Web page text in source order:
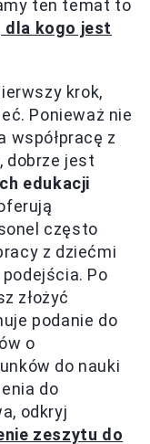
ten temat to
dla kogo jest
krok,
Ponieważ nie
współpracę z
dobrze jest
edukacji
często
z dziećmi
Po
złożyć
podanie do
o
do nauki
do
odkryj
zeszytu do